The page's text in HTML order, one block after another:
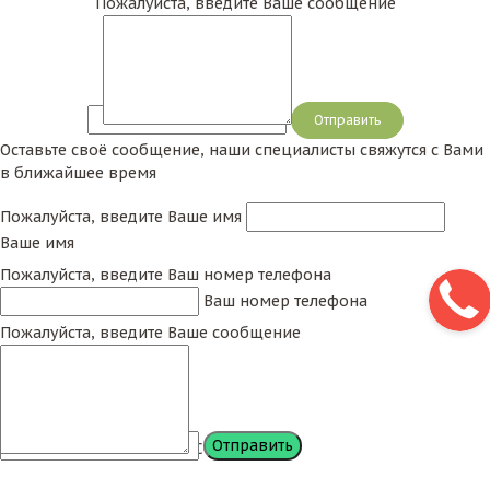
Сообщение
Оставьте своё сообщение, наши специалисты свяжутся с Вами
в ближайшее время
Пожалуйста, введите Ваше имя
Ваше имя
Пожалуйста, введите Ваш номер телефона
Ваш номер телефона
Пожалуйста, введите Ваше сообщение
Сообщение